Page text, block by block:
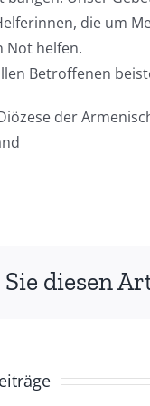
die um
Not helfen.
Betroffenen
der
diesen